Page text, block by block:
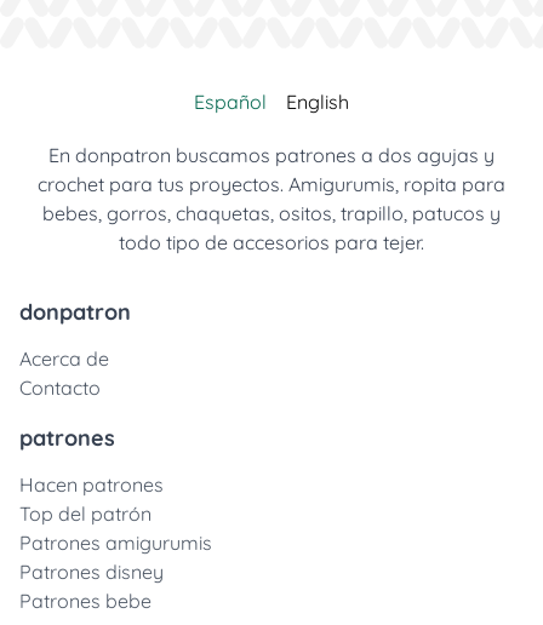
Español English
En donpatron buscamos patrones a dos agujas y
crochet para tus proyectos. Amigurumis, ropita para
bebes, gorros, chaquetas, ositos, trapillo, patucos y
todo tipo de accesorios para tejer.
donpatron
Acerca de
Contacto
patrones
Hacen patrones
Top del patrón
Patrones amigurumis
Patrones disney
Patrones bebe